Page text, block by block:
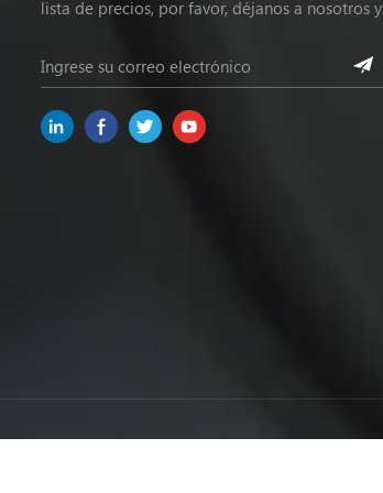
lista de precios, por favor, déjanos a nosotros y